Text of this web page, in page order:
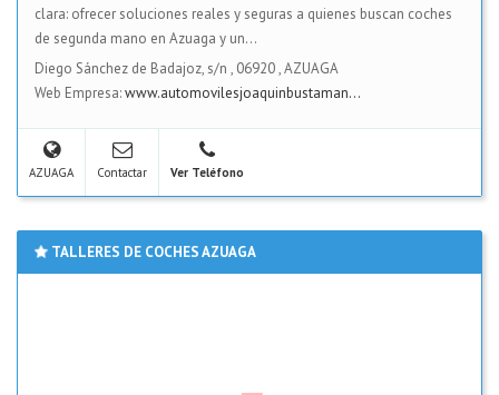
clara: ofrecer soluciones reales y seguras a quienes buscan coches
de segunda mano en Azuaga y un...
Diego Sánchez de Badajoz, s/n , 06920,AZUAGA
Web Empresa:www.automovilesjoaquinbustaman...
AZUAGA Contactar Ver Teléfono
TALLERES DE COCHES AZUAGA